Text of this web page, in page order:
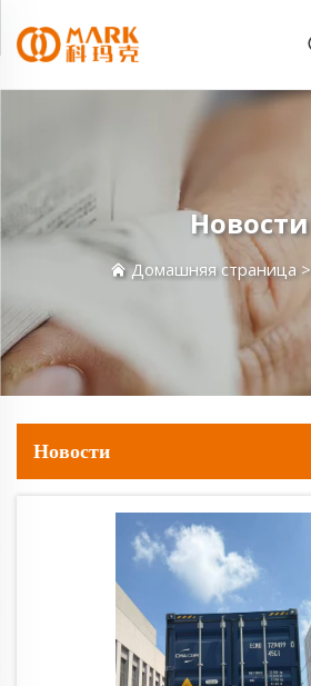
Новости
Домашняя страница>
Новости